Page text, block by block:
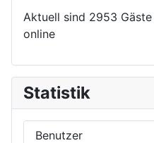
Aktuell sind 2953
online
Statistik
Benutzer